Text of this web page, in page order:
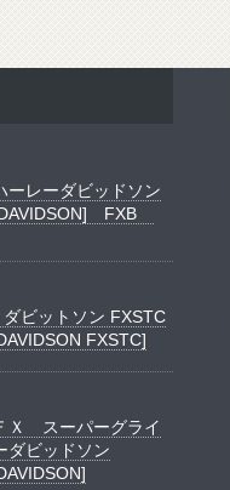
レーダビッドソン
FXB
ビットソン FXSTC
FXSTC]
スーパーグライ
ダビッドソン